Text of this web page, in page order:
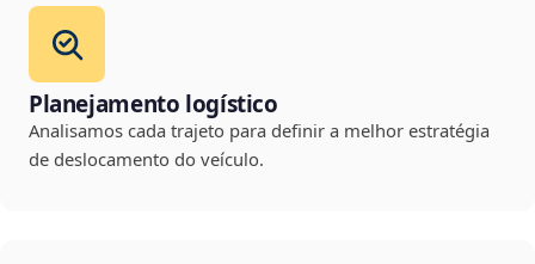
Planejamento logístico
Analisamos cada trajeto para definir a melhor estratégia
de deslocamento do veículo.